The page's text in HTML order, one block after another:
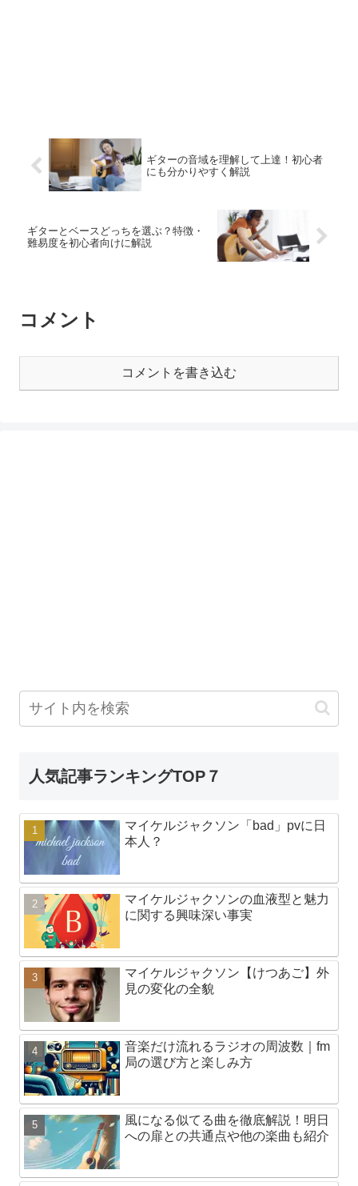
ギターの音域を理解して上達！初心者
にも分かりやすく解説
ギターとベースどっちを選ぶ？特徴・
難易度を初心者向けに解説
コメント
コメントを書き込む
人気記事ランキングTOP７
マイケルジャクソン「bad」pvに日
本人？
マイケルジャクソンの血液型と魅力
に関する興味深い事実
マイケルジャクソン【けつあご】外
見の変化の全貌
音楽だけ流れるラジオの周波数｜fm
局の選び方と楽しみ方
風になる似てる曲を徹底解説！明日
への扉との共通点や他の楽曲も紹介